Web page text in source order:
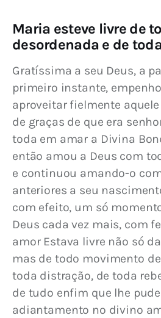
Maria esteve livre de
desordenada e de
Gratíssima a seu Deus, a
primeiro instante,
aproveitar fielmente
de graças de que era
toda em amar a Divina
então amou a Deus com
e continuou amando-o
anteriores a seu
com efeito, um só
Deus cada vez mais, com
amor Estava livre não só
mas de todo movimento
toda distração, de toda
de tudo enfim que lhe
adiantamento no divino